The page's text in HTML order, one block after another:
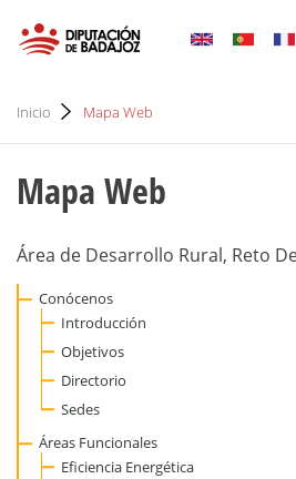
Inicio Mapa Web
Mapa Web
Área de Desarrollo Rural, Reto
Conócenos
Introducción
Objetivos
Directorio
Sedes
Áreas Funcionales
Eficiencia Energética